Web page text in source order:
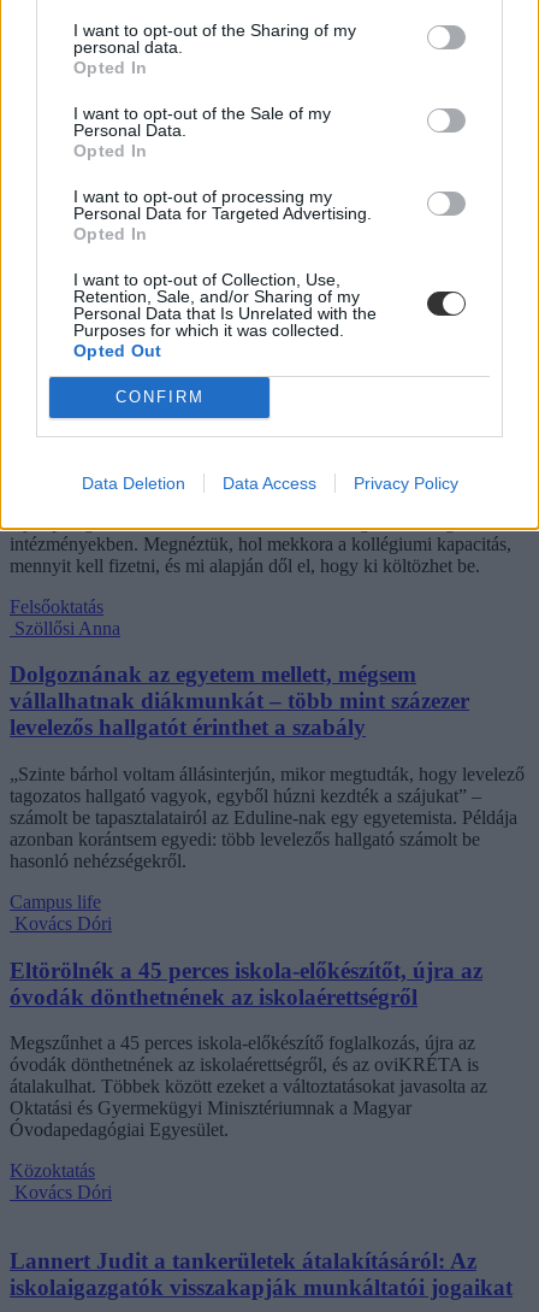
I want to opt-out of the Sharing of my
personal data.
Opted In
I want to opt-out of the Sale of my
Personal Data.
Opted In
I want to opt-out of processing my
Personal Data for Targeted Advertising.
Opted In
I want to opt-out of Collection, Use,
Retention, Sale, and/or Sharing of my
Personal Data that Is Unrelated with the
Purposes for which it was collected.
Opted Out
CONFIRM
Data Deletion Data Access Privacy Policy
infotech
appok
alkalmazások
Hozzászólások
Több mint kétszer annyi diák jutott be a
felsőoktatásba, mint ahány kollégiumi férőhely
összesen van
Nemcsak abban vannak jelentős különbségek az egyetemek között,
sem egységes. Míg a BME-n 100 újonnan felvett egyetemistára 76
intézményekben. Megnéztük, hol mekkora a kollégiumi kapacitás,
mennyit kell fizetni, és mi alapján dől el, hogy ki költözhet be.
Felsőoktatás
Szöllősi Anna
Dolgoznának az egyetem mellett, mégsem
vállalhatnak diákmunkát – több mint százezer
levelezős hallgatót érinthet a szabály
„Szinte bárhol voltam állásinterjún, mikor megtudták, hogy levelező
tagozatos hallgató vagyok, egyből húzni kezdték a szájukat” –
számolt be tapasztalatairól az Eduline-nak egy egyetemista. Példája
azonban korántsem egyedi: több levelezős hallgató számolt be
hasonló nehézségekről.
Campus life
Kovács Dóri
Eltörölnék a 45 perces iskola-előkészítőt, újra az
óvodák dönthetnének az iskolaérettségről
Megszűnhet a 45 perces iskola-előkészítő foglalkozás, újra az
óvodák dönthetnének az iskolaérettségről, és az oviKRÉTA is
átalakulhat. Többek között ezeket a változtatásokat javasolta az
Oktatási és Gyermekügyi Minisztériumnak a Magyar
Óvodapedagógiai Egyesület.
Közoktatás
Kovács Dóri
Lannert Judit a tankerületek átalakításáról: Az
iskolaigazgatók visszakapják munkáltatói jogaikat